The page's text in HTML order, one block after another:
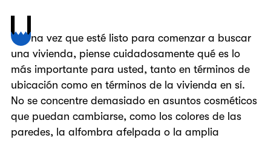
U
na vez que esté listo para comenzar a buscar
una vivienda, piense cuidadosamente qué es lo
más importante para usted, tanto en términos de
ubicación como en términos de la vivienda en sí.
No se concentre demasiado en asuntos cosméticos
que puedan cambiarse, como los colores de las
paredes, la alfombra afelpada o la amplia